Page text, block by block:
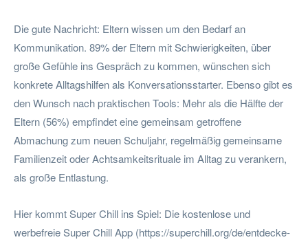
Die gute Nachricht: Eltern wissen um den Bedarf an
Kommunikation. 89% der Eltern mit Schwierigkeiten, über
große Gefühle ins Gespräch zu kommen, wünschen sich
konkrete Alltagshilfen als Konversationsstarter. Ebenso gibt es
den Wunsch nach praktischen Tools: Mehr als die Hälfte der
Eltern (56%) empfindet eine gemeinsam getroffene
Abmachung zum neuen Schuljahr, regelmäßig gemeinsame
Familienzeit oder Achtsamkeitsrituale im Alltag zu verankern,
als große Entlastung.
Hier kommt Super Chill ins Spiel: Die kostenlose und
werbefreie Super Chill App (https://superchill.org/de/entdecke-